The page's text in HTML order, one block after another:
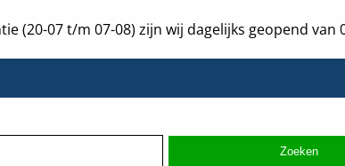
(20-07 t/m 07-08) zijn wij dagelijks geopend van